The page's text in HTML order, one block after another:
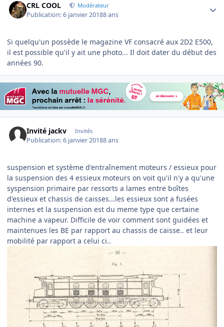
CRL COOL Modérateur
Publication:6 janvier 20188 ans
Si quelqu'un possède le magazine VF consacré aux 2D2 E500,
il est possible qu'il y ait une photo... Il doit dater du début des
années 90.
Invité jackv Invités
Publication:6 janvier 20188 ans
suspension et système d'entraînement moteurs / essieux pour
la suspension des 4 essieux moteurs on voit qu'il n'y a qu'une
syspension primaire par ressorts a lames entre boîtes
d'essieux et chassis de caisses...les essieux sont a fusées
internes et la suspension est du meme type que certaine
machine a vapeur. Difficile de voir comment sont guidées et
maintenues les BE par rapport au chassis de caisse.. et leur
mobilité par rapport a celui ci..